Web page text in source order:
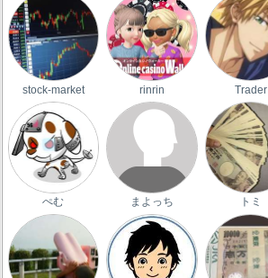
stock-market rinrin Trader
ぺむ まよっち トミ